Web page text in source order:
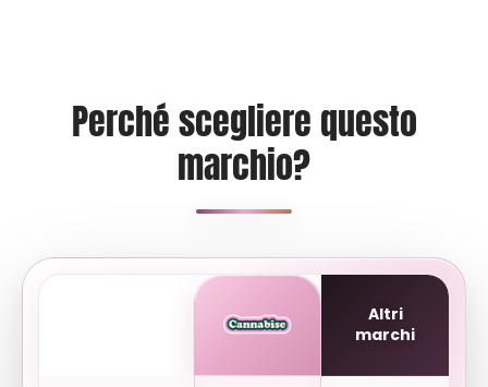
Perché scegliere questo
marchio?
Altri
marchi